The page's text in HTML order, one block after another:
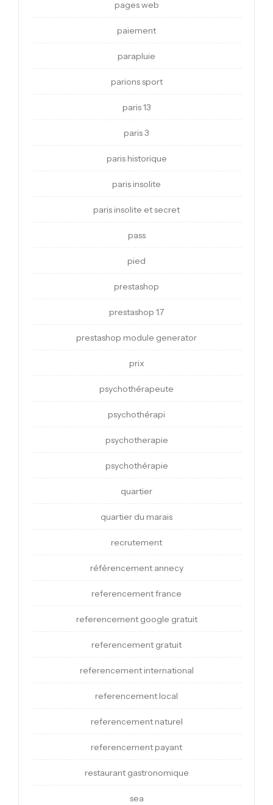
pages web
paiement
parapluie
parions sport
paris 13
paris 3
paris historique
paris insolite
paris insolite et secret
pass
pied
prestashop
prestashop 1.7
prestashop module generator
prix
psychothérapeute
psychothérapi
psychotherapie
psychothérapie
quartier
quartier du marais
recrutement
référencement annecy
referencement france
referencement google gratuit
referencement gratuit
referencement international
referencement local
referencement naturel
referencement payant
restaurant gastronomique
sea